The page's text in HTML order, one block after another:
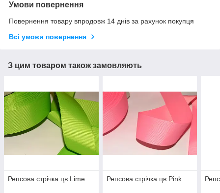
Умови повернення
Повернення товару впродовж 14 днів за рахунок покупця
Всі умови повернення
З цим товаром також замовляють
Репсова стрічка цв.Lime Репсова стрічка цв.Pink